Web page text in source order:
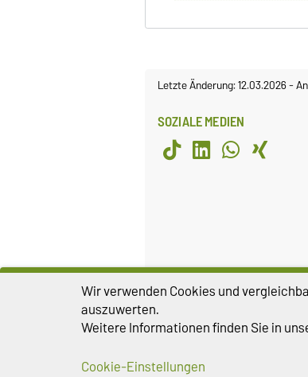
Letzte Änderung: 12.03.2026-
SOZIALE MEDIEN
Wir verwenden Cookies und
auszuwerten.
Weitere Informationen finden Sie in
Cookie-Einstellungen